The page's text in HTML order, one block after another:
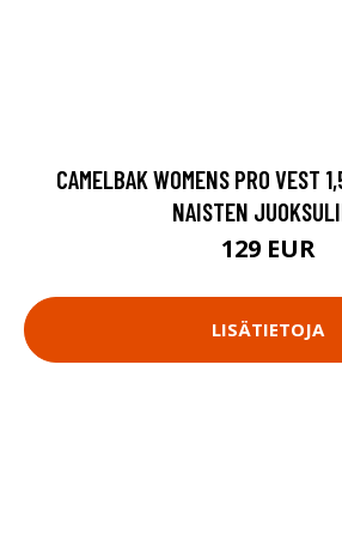
CAMELBAK WOMENS PRO VEST
NAISTEN
129 EUR
LISÄTIETOJA